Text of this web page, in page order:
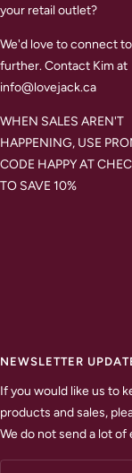
your retail outlet?
We'd love to connect
further. Contact Kim at
info@lovejack.ca
WHEN SALES AREN'T
HAPPENING, USE
CODE HAPPY AT
TO SAVE 10%
NEWSLETTER
If you would like us to
products and sales,
We do not send a lot of